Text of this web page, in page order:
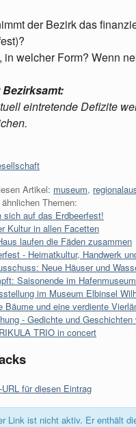
der Bezirk das
in welcher Form? Wenn
eintretende Defizite
Artikel: museum,
Themen:
sich auf das Erdbeerfest!
Kultur in allen Facetten
laufen die Fäden zusammen
- Heimatkultur, Handwerk
Neue Häuser und
Saisonende im
im Museum Elbinsel
Bäume und eine verdiente
- Gedichte und
TRIO in concert
für diesen Eintrag
Link ist nicht aktiv. Er enthält